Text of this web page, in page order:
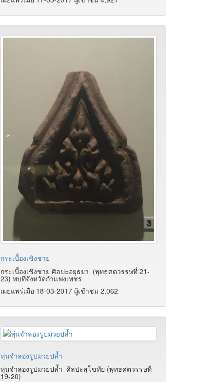
กระเบื้องเชิงชาย
กระเบื้องเชิงชาย ศิลปะอยุธยา (พุทธศตวรรษที่ 21-
23) พบที่จังหวัดกำเเพงเพชร
เผยแพร่เมื่อ 18-03-2017 ผู้เช้าชม 2,062
หุ่นจำลองรูปมวยปล้ำ
หุ่นจำลองรูปมวยปล้ำ ศิลปะสุโขทัย (พุทธศตวรรษที่
19-20)